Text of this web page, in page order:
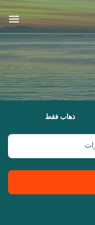
ذهاب فقط